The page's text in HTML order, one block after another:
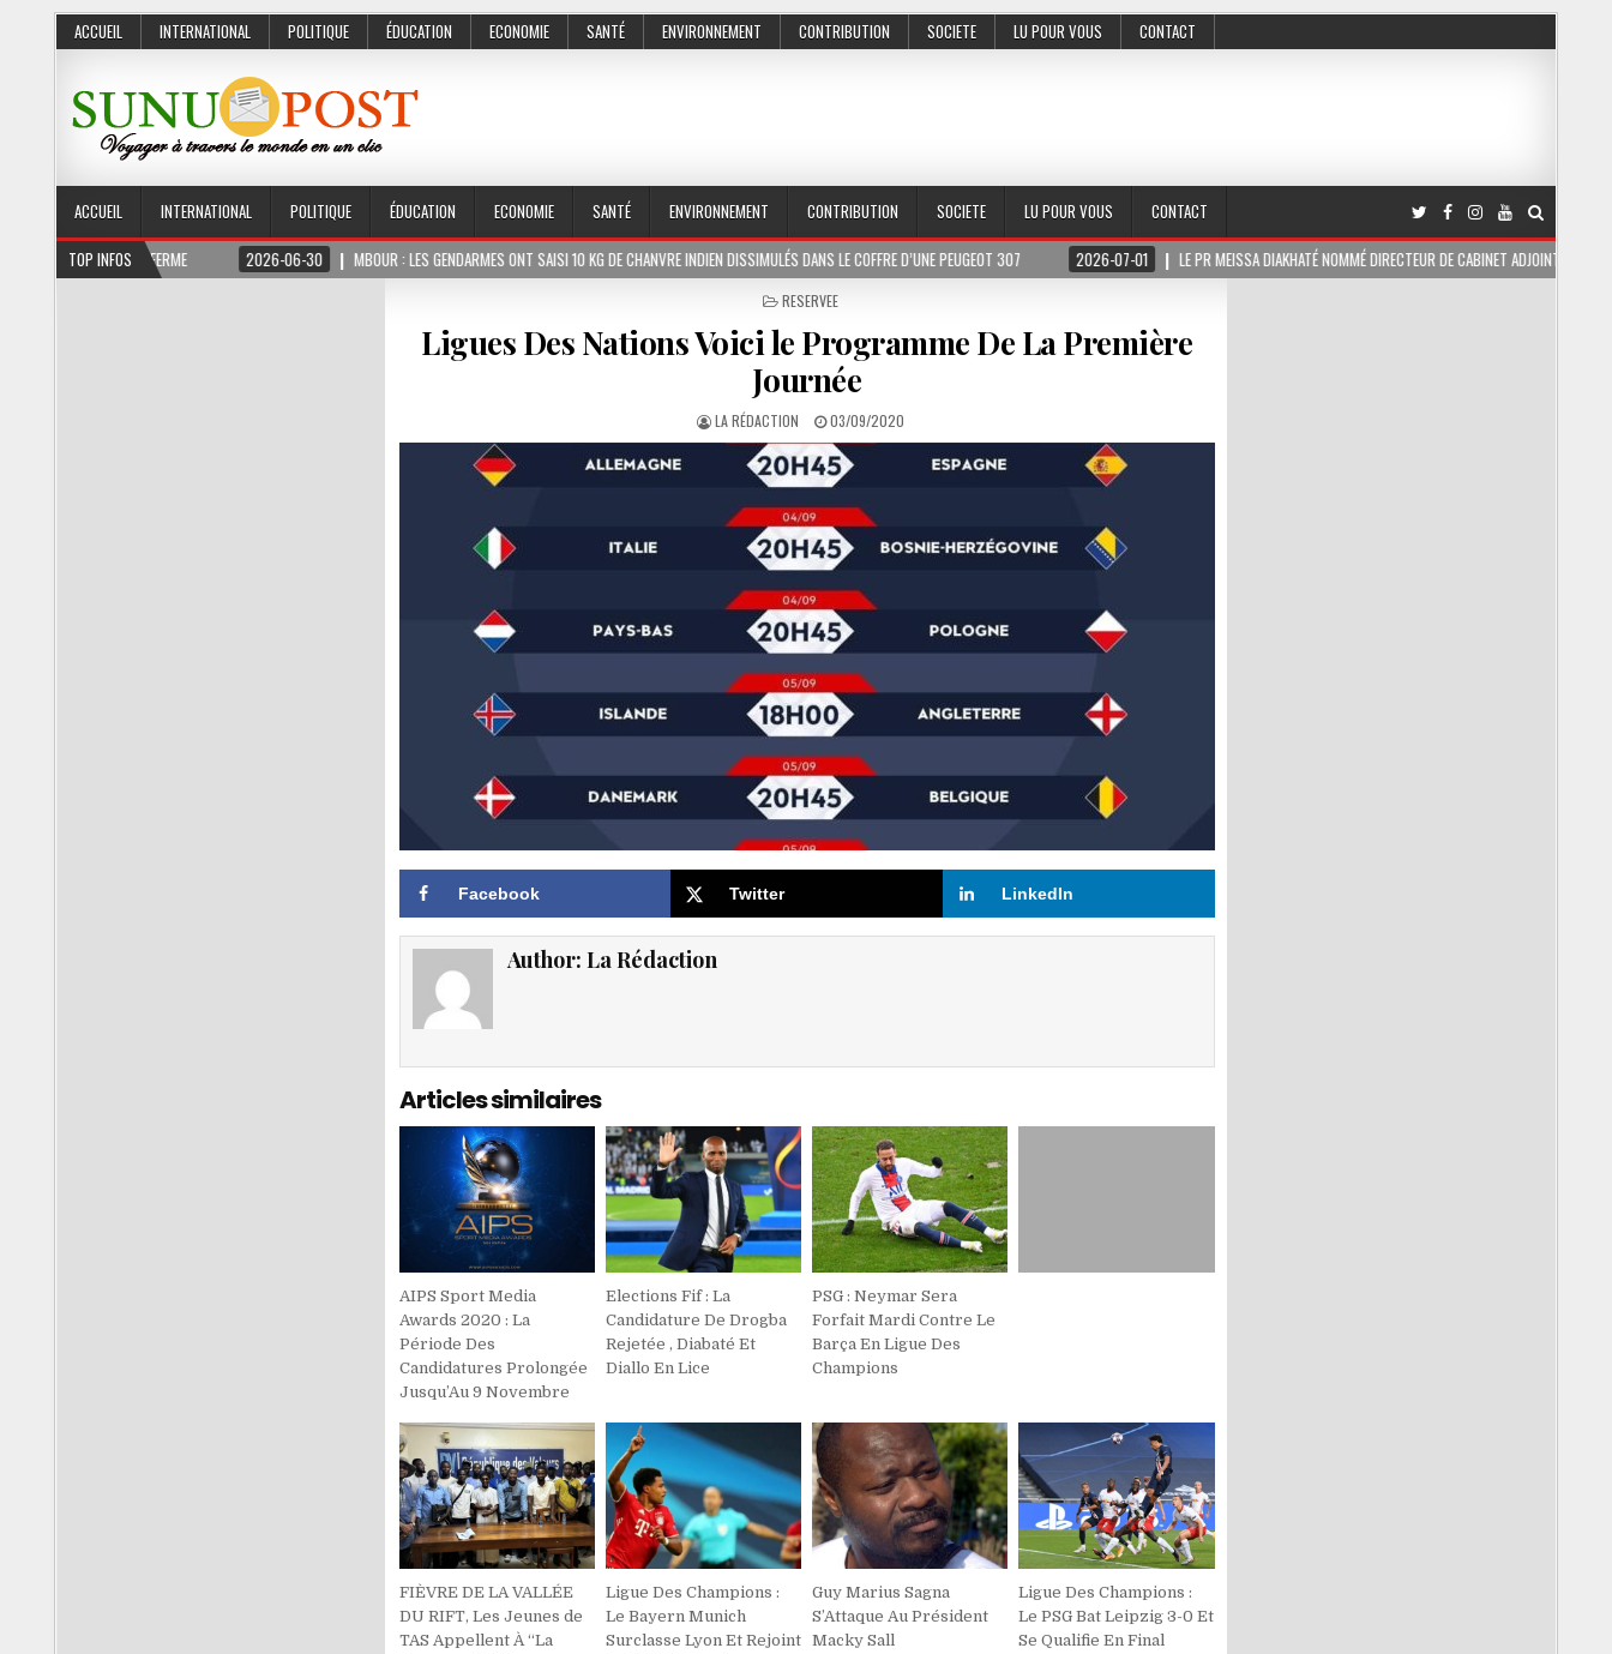
ACCUEIL INTERNATIONAL POLITIQUE ÉDUCATION ECONOMIE SANTÉ ENVIRONNEMENT CONTRIBUTION SOCIETE LU POUR VOUS CONTACT
ACCUEIL INTERNATIONAL POLITIQUE ÉDUCATION ECONOMIE SANTÉ ENVIRONNEMENT CONTRIBUTION SOCIETE LU POUR VOUS
CONTACT
TOP INFOS
MOIS FERME 2026-06-30 MBOUR : LES GENDARMES ONT SAISI 10 KG DE CHANVRE INDIEN DISSIMULÉS DANS LE COFFRE D’UNE PEUGEOT 307 2026-07-01 LE PR MEISSA DIAKHATÉ NOMMÉ DIRECTEUR DE CABINET ADJOINT DU PRÉSIDENT DE LA
POSTED
RESERVEE
Ligues Des Nations Voici le Programme De La Première
Journée
LA RÉDACTION 03/09/2020
Facebook Twitter LinkedIn
Author: La Rédaction
Articles similaires
AIPS Sport Media
Awards 2020 : La
Période Des
Candidatures Prolongée
Jusqu’Au 9 Novembre
Elections Fif : La
Candidature De Drogba
Rejetée , Diabaté Et
Diallo En Lice
PSG : Neymar Sera
Forfait Mardi Contre Le
Barça En Ligue Des
Champions
FIÈVRE DE LA VALLÉE
DU RIFT, Les Jeunes de
TAS Appellent À “La
Ligue Des Champions :
Le Bayern Munich
Surclasse Lyon Et Rejoint
Guy Marius Sagna
S’Attaque Au Président
Macky Sall
Ligue Des Champions :
Le PSG Bat Leipzig 3-0 Et
Se Qualifie En Final